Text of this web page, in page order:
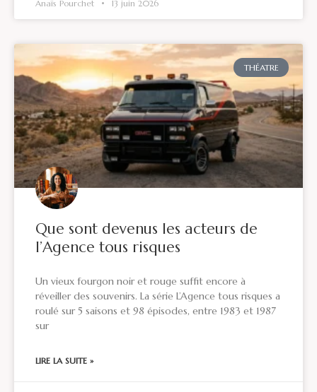
Anaïs Pourchet 13 juin 2026
THÉATRE
Que sont devenus les acteurs de
l’Agence tous risques
Un vieux fourgon noir et rouge suffit encore à
réveiller des souvenirs. La série L’Agence tous risques a
roulé sur 5 saisons et 98 épisodes, entre 1983 et 1987
sur
LIRE LA SUITE »